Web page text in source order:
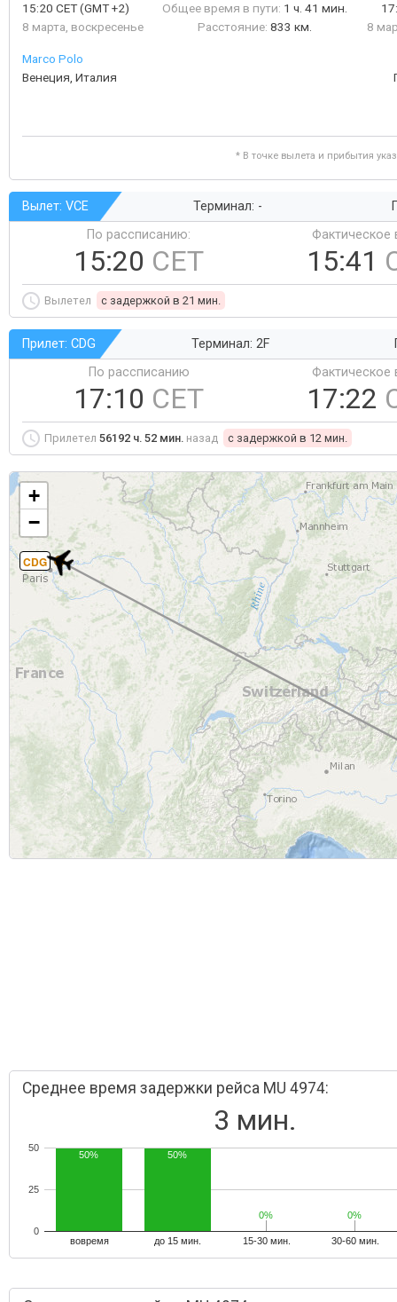
15:20 CET(GMT +2)
8 марта, воскресенье
Общее время в пути: 1 ч. 41 мин.
Расстояние: 833 км.
8
Marco Polo
Венеция, Италия
* В точке вылета и прибытия
Вылет: VCE Терминал: -
По рассписанию:
15:20 CET
Фактическое
15:41
Вылетел c задержкой в 21 мин.
Прилет: CDG Терминал: 2F
По рассписанию
17:10 CET
Фактическое
17:22
Прилетел 56192 ч. 52 мин. назад c задержкой в 12 мин.
CDG
+
−
Среднее время задержки рейса MU 4974:
3 мин.
вовремя до 15 мин. 15-30 мин. 30-60 мин.
0
25
50
50% 50%
0%
0% 0%
0%